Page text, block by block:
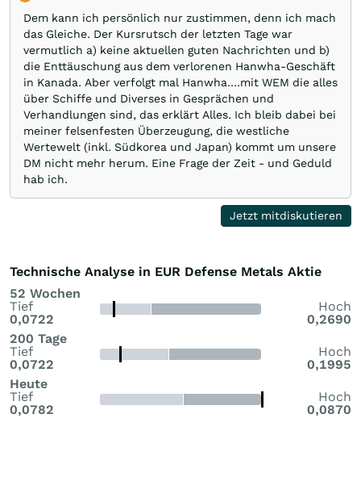
Dem kann ich persönlich nur zustimmen, denn ich mach
das Gleiche. Der Kursrutsch der letzten Tage war
vermutlich a) keine aktuellen guten Nachrichten und b)
die Enttäuschung aus dem verlorenen Hanwha-Geschäft
in Kanada. Aber verfolgt mal Hanwha….mit WEM die alles
über Schiffe und Diverses in Gesprächen und
Verhandlungen sind, das erklärt Alles. Ich bleib dabei bei
meiner felsenfesten Überzeugung, die westliche
Wertewelt (inkl. Südkorea und Japan) kommt um unsere
DM nicht mehr herum. Eine Frage der Zeit - und Geduld
hab ich.
Jetzt mitdiskutieren
Technische Analyse in EUR Defense Metals Aktie
52 Wochen
Tief
0,0722
Hoch
0,2690
200 Tage
Tief
0,0722
Hoch
0,1995
Heute
Tief
0,0782
Hoch
0,0870